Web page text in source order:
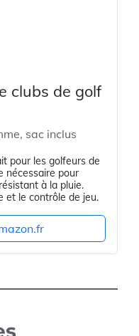
clubs de golf
sac inclus
pour les golfeurs de
nécessaire pour
à la pluie.
et le contrôle de jeu.